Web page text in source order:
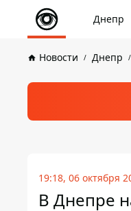
Днепр
Новости Днепр
19:18, 06 октября
В Днепре